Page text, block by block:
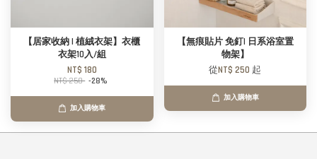
【居家收納 | 植絨衣架】衣櫃
衣架10入/組
NT$ 180
NT$ 250 -28%
加入購物車
【無痕貼片 免釘| 日系浴室置
物架】
從NT$ 250 起
加入購物車